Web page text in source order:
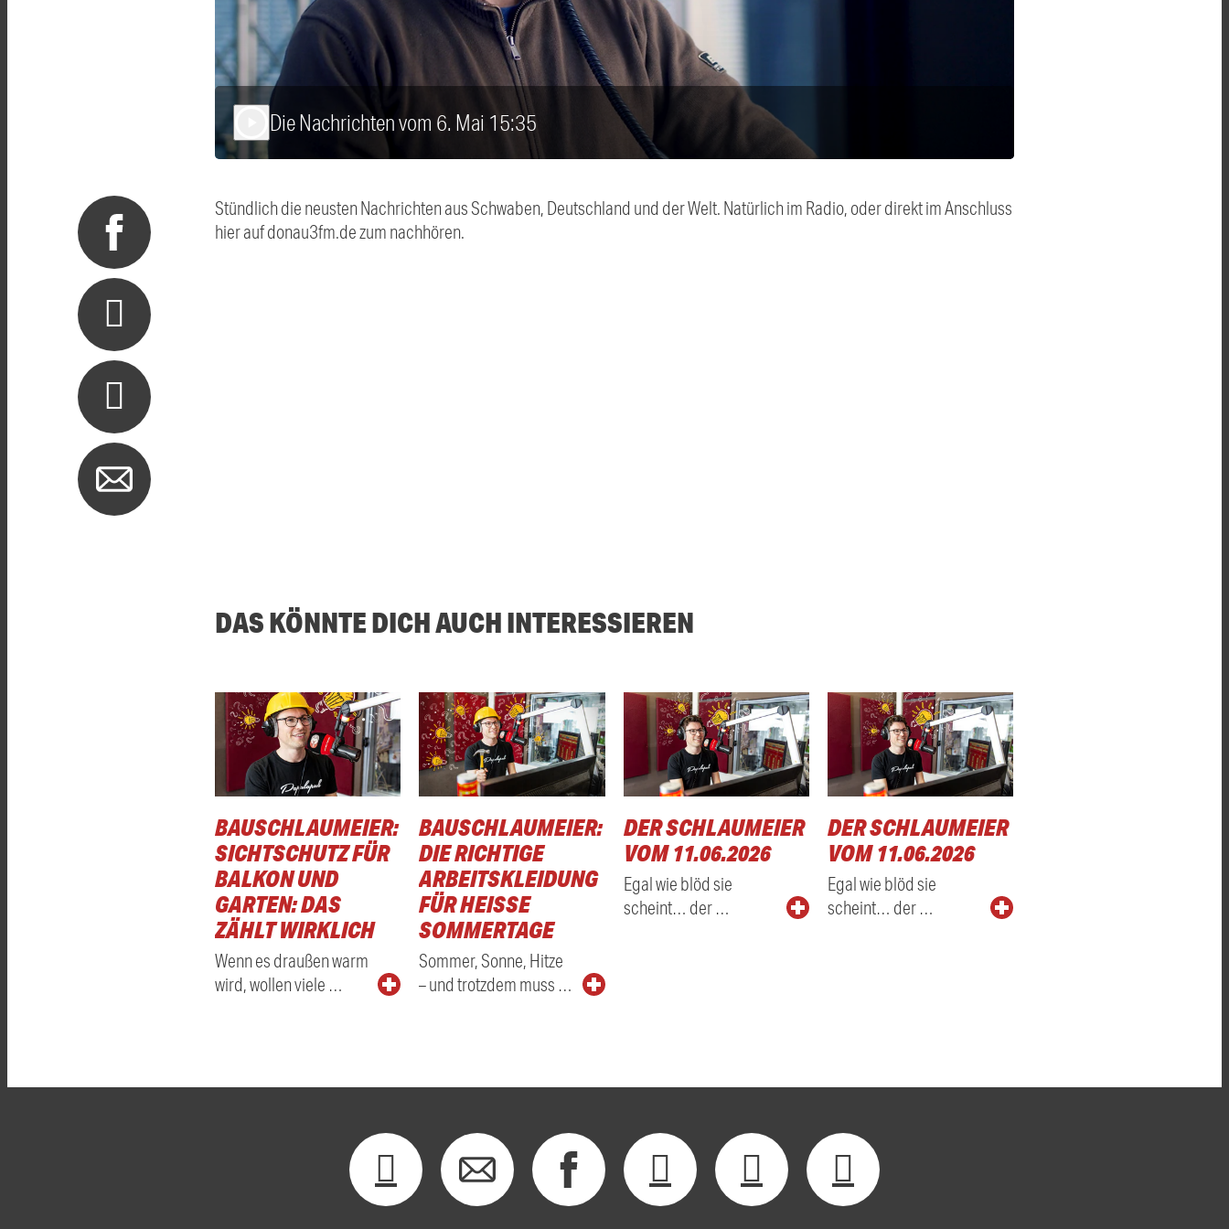
Die Nachrichten vom 6. Mai 15:35
Stündlich die neusten Nachrichten aus Schwaben, Deutschland und der Welt. Natürlich im Radio, oder direkt im Anschluss
hier auf donau3fm.de zum nachhören.
DAS KÖNNTE DICH AUCH INTERESSIEREN
BAUSCHLAUMEIER:
SICHTSCHUTZ FÜR
BALKON UND
GARTEN: DAS
ZÄHLT WIRKLICH
Wenn es draußen warm
wird, wollen viele …
BAUSCHLAUMEIER:
DIE RICHTIGE
ARBEITSKLEIDUNG
FÜR HEISSE S
OMMERTAGE
Sommer, Sonne, Hitze
– und trotzdem muss …
DER SCHLAUMEIER
VOM 11.06.2026
Egal wie blöd sie
scheint… der …
DER SCHLAUMEIER
VOM 11.06.2026
Egal wie blöd sie
scheint… der …